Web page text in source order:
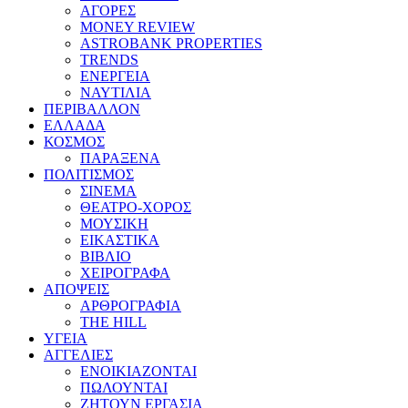
ΑΓΟΡΕΣ
MONEY REVIEW
ASTROBANK PROPERTIES
TRENDS
ΕΝΕΡΓΕΙΑ
ΝΑΥΤΙΛΙΑ
ΠΕΡΙΒΑΛΛΟΝ
ΕΛΛΑΔΑ
ΚΟΣΜΟΣ
ΠΑΡΑΞΕΝΑ
ΠΟΛΙΤΙΣΜΟΣ
ΣΙΝΕΜΑ
ΘΕΑΤΡΟ-ΧΟΡΟΣ
ΜΟΥΣΙΚΗ
ΕΙΚΑΣΤΙΚΑ
ΒΙΒΛΙΟ
ΧΕΙΡΟΓΡΑΦΑ
ΑΠΟΨΕΙΣ
ΑΡΘΡΟΓΡΑΦΙΑ
THE HILL
ΥΓΕΙΑ
ΑΓΓΕΛΙΕΣ
ΕΝΟΙΚΙΑΖΟΝΤΑΙ
ΠΩΛΟΥΝΤΑΙ
ΖΗΤΟΥΝ ΕΡΓΑΣΙΑ